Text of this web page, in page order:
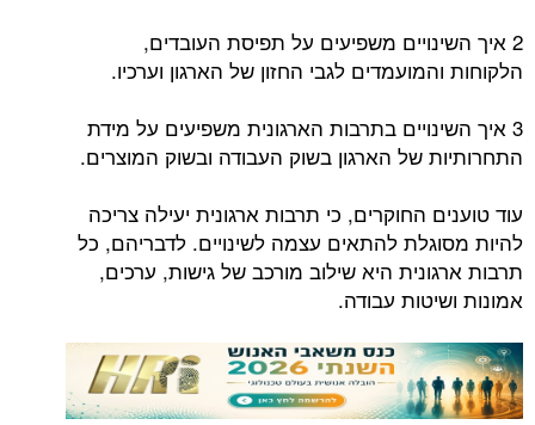
2 איך השינויים משפיעים על תפיסת העובדים,
הלקוחות והמועמדים לגבי החזון של הארגון וערכיו.
3 איך השינויים בתרבות הארגונית משפיעים על מידת
התחרותיות של הארגון בשוק העבודה ובשוק המוצרים.
עוד טוענים החוקרים, כי תרבות ארגונית יעילה צריכה
להיות מסוגלת להתאים עצמה לשינויים. לדבריהם, כל
תרבות ארגונית היא שילוב מורכב של גישות, ערכים,
אמונות ושיטות עבודה.